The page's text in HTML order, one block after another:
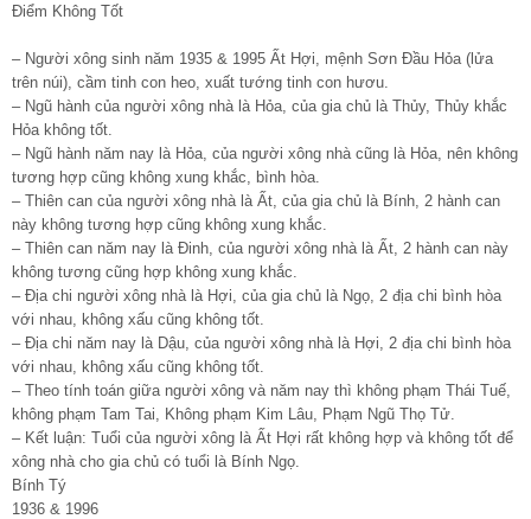
Điểm Không Tốt
– Người xông sinh năm 1935 & 1995 Ất Hợi, mệnh Sơn Đầu Hỏa (lửa
trên núi), cầm tinh con heo, xuất tướng tinh con hươu.
– Ngũ hành của người xông nhà là Hỏa, của gia chủ là Thủy, Thủy khắc
Hỏa không tốt.
– Ngũ hành năm nay là Hỏa, của người xông nhà cũng là Hỏa, nên không
tương hợp cũng không xung khắc, bình hòa.
– Thiên can của người xông nhà là Ất, của gia chủ là Bính, 2 hành can
này không tương hợp cũng không xung khắc.
– Thiên can năm nay là Đinh, của người xông nhà là Ất, 2 hành can này
không tương cũng hợp không xung khắc.
– Địa chi người xông nhà là Hợi, của gia chủ là Ngọ, 2 địa chi bình hòa
với nhau, không xấu cũng không tốt.
– Địa chi năm nay là Dậu, của người xông nhà là Hợi, 2 địa chi bình hòa
với nhau, không xấu cũng không tốt.
– Theo tính toán giữa người xông và năm nay thì không phạm Thái Tuế,
không phạm Tam Tai, Không phạm Kim Lâu, Phạm Ngũ Thọ Tử.
– Kết luận: Tuổi của người xông là Ất Hợi rất không hợp và không tốt để
xông nhà cho gia chủ có tuổi là Bính Ngọ.
Bính Tý
1936 & 1996